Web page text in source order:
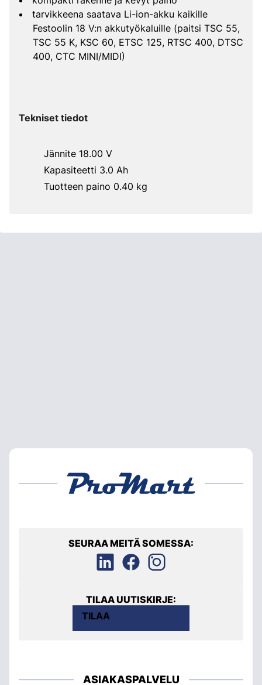
tarvikkeena saatava Li-ion-akku kaikille
Festoolin 18 V:n akkutyökaluille (paitsi TSC 55,
TSC 55 K, KSC 60, ETSC 125, RTSC 400, DTSC
400, CTC MINI/MIDI)
Tekniset tiedot
Jännite 18.00 V
Kapasiteetti 3.0 Ah
Tuotteen paino 0.40 kg
SEURAA MEITÄ SOMESSA:
TILAA UUTISKIRJE:
TILAA
ASIAKASPALVELU